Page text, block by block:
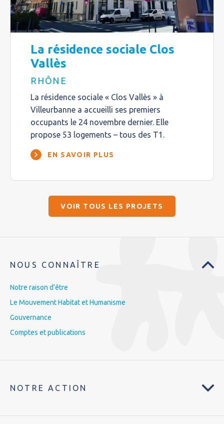
La résidence sociale Clos
Vallès
RHÔNE
La résidence sociale « Clos Vallès » à
Villeurbanne a accueilli ses premiers
occupants le 24 novembre dernier. Elle
propose 53 logements – tous des T1.
EN SAVOIR PLUS
VOIR TOUS LES PROJETS
NOUS CONNAÎTRE
Notre raison d’être
Le Mouvement Habitat et Humanisme
Gouvernance
Comptes et publications
NOTRE ACTION